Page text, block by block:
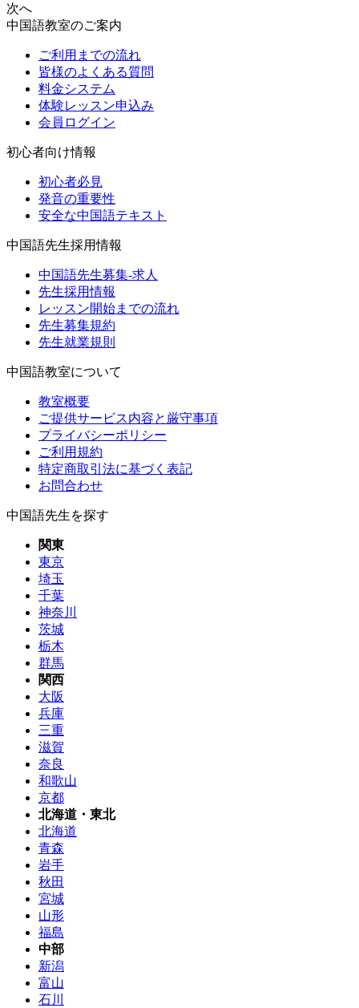
次へ
中国語教室のご案内
ご利用までの流れ
皆様のよくある質問
料金システム
体験レッスン申込み
会員ログイン
初心者向け情報
初心者必見
発音の重要性
安全な中国語テキスト
中国語先生採用情報
中国語先生募集-求人
先生採用情報
レッスン開始までの流れ
先生募集規約
先生就業規則
中国語教室について
教室概要
ご提供サービス内容と厳守事項
プライバシーポリシー
ご利用規約
特定商取引法に基づく表記
お問合わせ
中国語先生を探す
関東
東京
埼玉
千葉
神奈川
茨城
栃木
群馬
関西
大阪
兵庫
三重
滋賀
奈良
和歌山
京都
北海道・東北
北海道
青森
岩手
秋田
宮城
山形
福島
中部
新潟
富山
石川